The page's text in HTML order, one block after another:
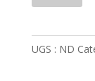
-
T-
UGS : ND